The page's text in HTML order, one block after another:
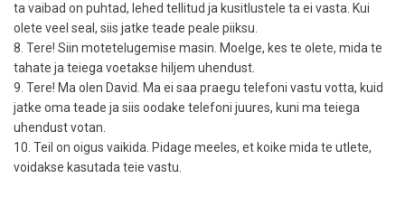
ta vaibad on puhtad, lehed tellitud ja kusitlustele ta ei vasta. Kui
olete veel seal, siis jatke teade peale piiksu.
8. Tere! Siin motetelugemise masin. Moelge, kes te olete, mida te
tahate ja teiega voetakse hiljem uhendust.
9. Tere! Ma olen David. Ma ei saa praegu telefoni vastu votta, kuid
jatke oma teade ja siis oodake telefoni juures, kuni ma teiega
uhendust votan.
10. Teil on oigus vaikida. Pidage meeles, et koike mida te utlete,
voidakse kasutada teie vastu.